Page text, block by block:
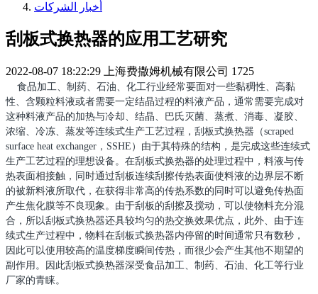
أخبار الشركات
刮板式换热器的应用工艺研究
2022-08-07 18:22:29 上海费撒姆机械有限公司 1725
食品加工、制药、石油、化工行业经常要面对一些黏稠性、高黏
性、含颗粒料液或者需要一定结晶过程的料液产品，通常需要完成对
这种料液产品的加热与冷却、结晶、巴氏灭菌、蒸煮、消毒、凝胶、
浓缩、冷冻、蒸发等连续式生产工艺过程，刮板式换热器（scraped
surface heat exchanger ， SSHE ）由于其特殊的结构，是完成这些连续式
生产工艺过程的理想设备。在刮板式换热器的处理过程中，料液与传
热表面相接触，同时通过刮板连续刮擦传热表面使料液的边界层不断
的被新料液所取代，在获得非常高的传热系数的同时可以避免传热面
产生焦化膜等不良现象。由于刮板的刮擦及搅动，可以使物料充分混
合，所以刮板式换热器还具较均匀的热交换效果优点，此外、由于连
续式生产过程中，物料在刮板式换热器内停留的时间通常只有数秒，
因此可以使用较高的温度梯度瞬间传热，而很少会产生其他不期望的
副作用。因此刮板式换热器深受食品加工、制药、石油、化工等行业
厂家的青睐。